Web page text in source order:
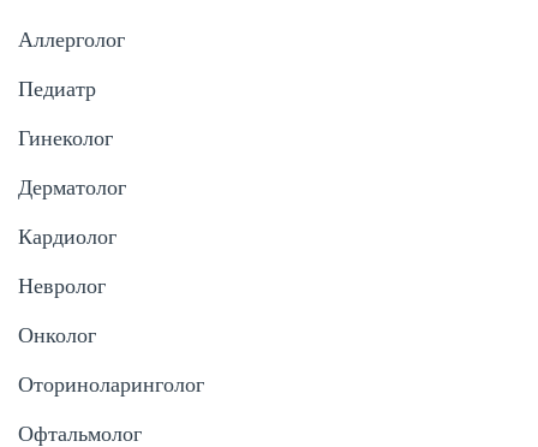
Аллерголог
Педиатр
Гинеколог
Дерматолог
Кардиолог
Невролог
Онколог
Оториноларинголог
Офтальмолог